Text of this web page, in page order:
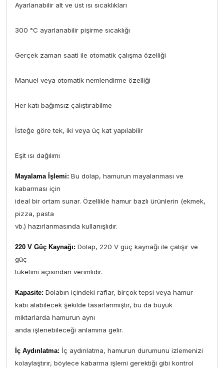
Ayarlanabilir alt ve üst ısı sıcaklıkları
300 °C ayarlanabilir pişirme sıcaklığı
Gerçek zaman saati ile otomatik çalışma özelliği
Manuel veya otomatik nemlendirme özelliği
Her katı bağımsız çalıştırabilme
İsteğe göre tek, iki veya üç kat yapılabilir
Eşit ısı dağılımı
Mayalama İşlemi: Bu dolap, hamurun mayalanması ve
kabarması için
ideal bir ortam sunar. Özellikle hamur bazlı ürünlerin (ekmek,
pizza, pasta
vb.) hazırlanmasında kullanışlıdır.
220 V Güç Kaynağı: Dolap, 220 V güç kaynağı ile çalışır ve
güç
tüketimi açısından verimlidir.
Kapasite: Dolabın içindeki raflar, birçok tepsi veya hamur
kabı alabilecek şekilde tasarlanmıştır, bu da büyük
miktarlarda hamurun aynı
anda işlenebileceği anlamına gelir.
İç Aydınlatma: İç aydınlatma, hamurun durumunu izlemenizi
kolaylaştırır, böylece kabarma işlemi gerektiği gibi kontrol